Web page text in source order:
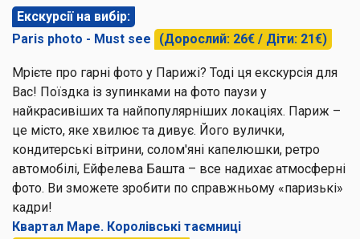
Екскурсії на вибір:
Paris photo - Must see
(Дорослий: 26€ / Діти: 21€)
Мрієте про гарні фото у Парижі? Тоді ця екскурсія для
Вас! Поїздка із зупинками на фото паузи у
найкрасивіших та найпопулярніших локаціях. Париж –
це місто, яке хвилює та дивує. Його вулички,
кондитерські вітрини, солом'яні капелюшки, ретро
автомобілі, Ейфелева Башта – все надихає атмосферні
фото. Ви зможете зробити по справжньому «паризькі»
кадри!
Квартал Маре. Королівські таємниці